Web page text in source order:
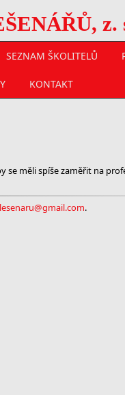
z.
SEZNAM ŠKOLITELŮ
KONTAKT
se měli spíše zaměřit na
.